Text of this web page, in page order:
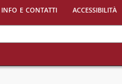
info e contatti accessibilità